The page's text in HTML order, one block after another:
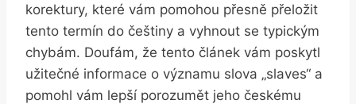
korektury, které vám pomohou přesně přeložit
tento termín⁢ do češtiny a vyhnout se typickým
chybám. Doufám, že tento článek vám poskytl
užitečné ⁣informace o významu​ slova​ „slaves“ a
pomohl vám lepší porozumět ‌jeho českému